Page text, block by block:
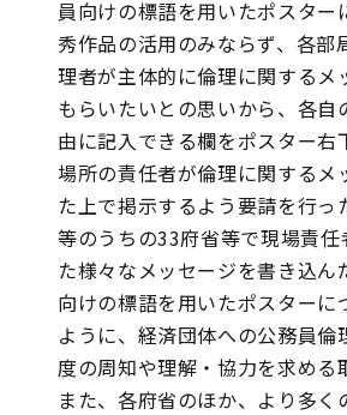
員向けの標語を用いたポスター
秀作品の活用のみならず、各部
理者が主体的に倫理に関するメ
もらいたいとの思いから、各自
由に記入できる欄をポスター右
場所の責任者が倫理に関するメ
た上で掲示するよう要請を行っ
等のうちの33府省等で現場責任
た様々なメッセージを書き込ん
向けの標語を用いたポスターに
ように、経済団体への公務員倫
度の周知や理解・協力を求める
また、各府省のほか、より多く